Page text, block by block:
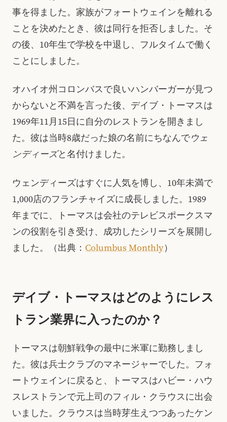
事を得ました。家族がフォートウェインを離れる
ことを決めたとき、彼は同行を拒否しました。そ
の後、10年生で学校を中退し、フルタイムで働く
ことにしました。
オハイオ州コロンバスで良いハンバーガーが見つ
からないと不満を言った後、デイブ・トーマスは
1969年11月15日に自分のレストランを開きまし
た。彼は当時8歳だった娘の名前にちなんでウェ
ンディーズと名付けました。
ウェンディーズはすぐに人気を博し、10年未満で
1,000店のフランチャイズに成長しました。1989
年までに、トーマスは会社のテレビスポークスマ
ンの役割を引き受け、成功したシリーズを展開し
ました。（出典： Columbus Monthly）
デイブ・トーマスはどのようにレス
トラン業界に入ったのか？
トーマスは朝鮮戦争の最中に米軍に勤務しまし
た。彼は兵士クラブのマネージャーでした。フォ
ートウェインに戻ると、トーマスはハビー・ハウ
スレストランで元上司のフィル・クラウスに出会
いました。クラウスは当時芽生えつつあったケン